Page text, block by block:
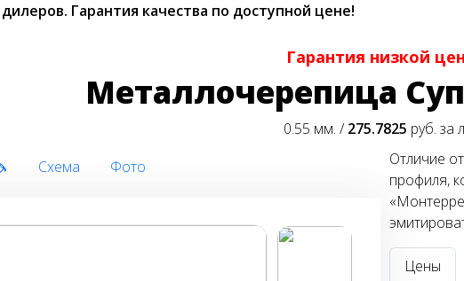
Гарантия качества по доступной цене!
Гарантия низкой
Металлочерепица
0.55 мм. /275.7825 руб. за
Схема
Фото
Отличие
профиля,
Цены